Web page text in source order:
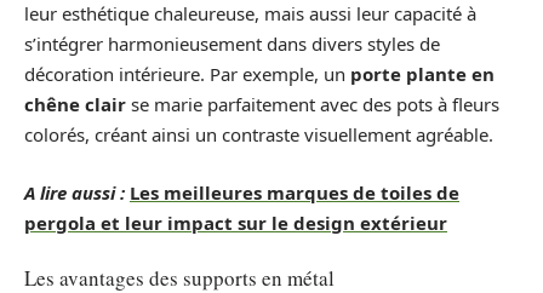
leur esthétique chaleureuse, mais aussi leur capacité à
s’intégrer harmonieusement dans divers styles de
décoration intérieure. Par exemple, un porte plante en
chêne clair se marie parfaitement avec des pots à fleurs
colorés, créant ainsi un contraste visuellement agréable.
A lire aussi : Les meilleures marques de toiles de
pergola et leur impact sur le design extérieur
Les avantages des supports en métal